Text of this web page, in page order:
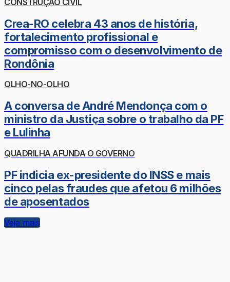
Crea-RO celebra 43 anos de história,
fortalecimento profissional e
compromisso com o desenvolvimento de
Rondônia
OLHO-NO-OLHO
A conversa de André Mendonça com o
ministro da Justiça sobre o trabalho da PF
e Lulinha
QUADRILHA AFUNDA O GOVERNO
PF indicia ex-presidente do INSS e mais
cinco pelas fraudes que afetou 6 milhões
de aposentados
Veja mais